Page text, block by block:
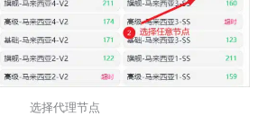
选择代理节点